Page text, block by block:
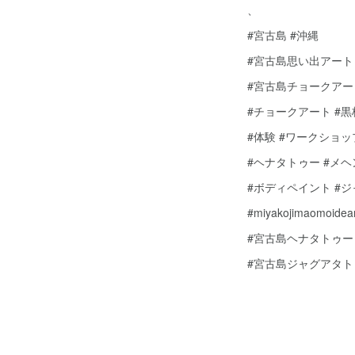
、
#宮古島 #沖縄
#宮古島思い出アート
#宮古島チョークアー
#チョークアート #黒
#体験 #ワークショッ
#ヘナタトゥー #メヘ
#ボディペイント #
#宮古島ヘナタトゥー
#宮古島ジャグアタ